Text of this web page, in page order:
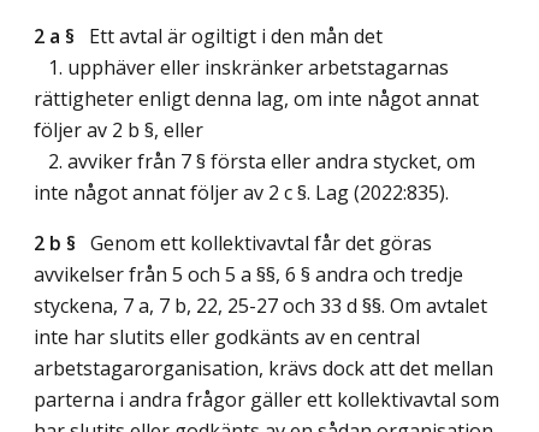
2 a § Ett avtal är ogiltigt i den mån det
1. upphäver eller inskränker arbetstagarnas
rättigheter enligt denna lag, om inte något annat
följer av 2 b §, eller
2. avviker från 7 § första eller andra stycket, om
inte något annat följer av 2 c §. Lag (2022:835).
2 b § Genom ett kollektivavtal får det göras
avvikelser från 5 och 5 a §§, 6 § andra och tredje
styckena, 7 a, 7 b, 22, 25-27 och 33 d §§. Om avtalet
inte har slutits eller godkänts av en central
arbetstagarorganisation, krävs dock att det mellan
parterna i andra frågor gäller ett kollektivavtal som